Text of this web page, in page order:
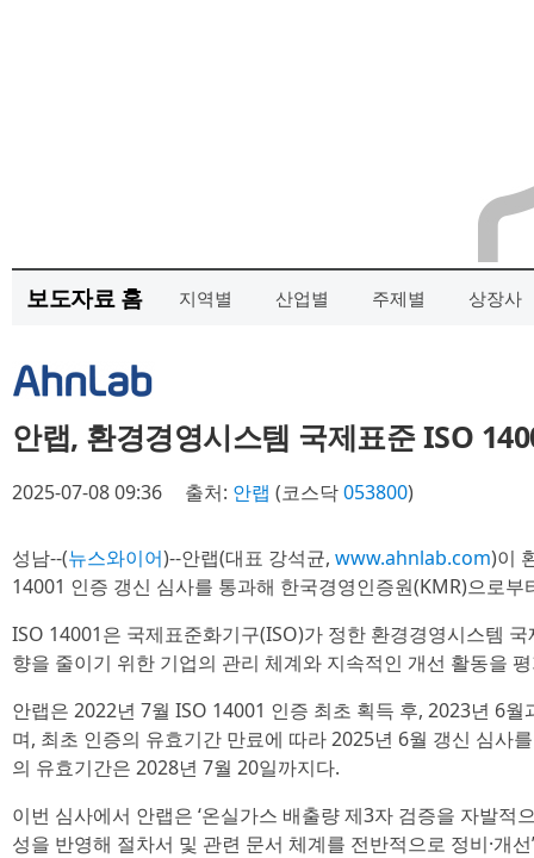
보도자료 홈 지역별 산업별 주제별 상장사
안랩, 환경경영시스템 국제표준 ISO
2025-07-08 09:36 출처: 안랩 (코스닥053800)
성남--(뉴스와이어)--안랩(대표 강석균, www.ahnlab.com)이
14001 인증 갱신 심사를 통과해 한국경영인증원(KMR)으로부
ISO 14001은 국제표준화기구(ISO)가 정한 환경경영시스템
향을 줄이기 위한 기업의 관리 체계와 지속적인 개선 활동을
안랩은 2022년 7월 ISO 14001 인증 최초 획득 후, 2023년 6
며, 최초 인증의 유효기간 만료에 따라 2025년 6월 갱신 심사
의 유효기간은 2028년 7월 20일까지다.
이번 심사에서 안랩은 ‘온실가스 배출량 제3자 검증을 자발적
성을 반영해 절차서 및 관련 문서 체계를 전반적으로 정비·개